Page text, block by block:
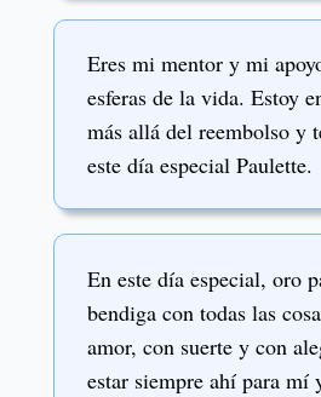
Eres mi mentor y mi
esferas de la vida. Estoy
más allá del reembolso y
este día especial Paulette.
En este día especial, oro
bendiga con todas las
amor, con suerte y con
estar siempre ahí para mí